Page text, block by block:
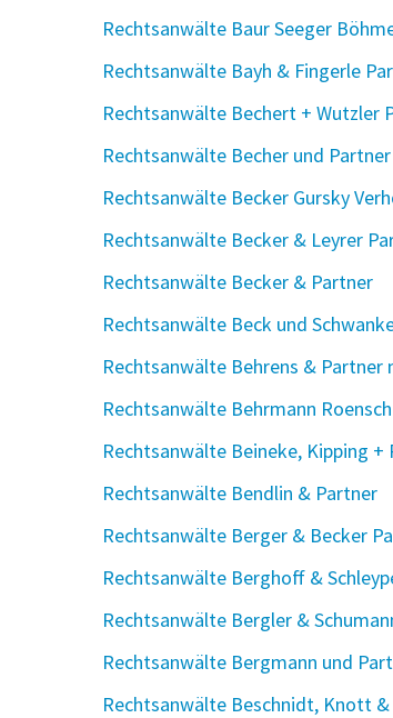
Rechtsanwälte Baur Seeger
Rechtsanwälte Bayh & Fingerle
Rechtsanwälte Bechert + Wutzler
Rechtsanwälte Becher und
Rechtsanwälte Becker Gursky
Rechtsanwälte Becker & Leyrer
Rechtsanwälte Becker & Partner
Rechtsanwälte Beck und
Rechtsanwälte Behrens & Partner
Rechtsanwälte Behrmann
Rechtsanwälte Beineke, Kipping +
Rechtsanwälte Bendlin & Partner
Rechtsanwälte Berger & Becker
Rechtsanwälte Berghoff &
Rechtsanwälte Bergler &
Rechtsanwälte Bergmann und
Rechtsanwälte Beschnidt, Knott